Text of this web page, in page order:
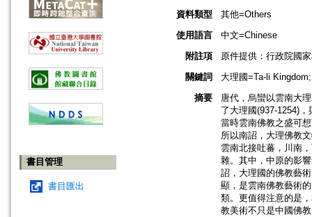
書目管理
書目匯出
資料類型
其他=Others
使用語言
中文=Chinese
附註項
原件提供：行政院國
關鍵詞
大理國=Ta-li
摘要
唐代，烏蠻以雲南大
了大理國(937-1254)
當時雲南佛教之盛可
所以南詔，大理佛教
雲南北接吐蕃，川南
雜。其中，中原的影
詔，大理國的佛教藝
顯，是雲南佛教藝術
類。更值得注意的是
教美術不只是中國佛